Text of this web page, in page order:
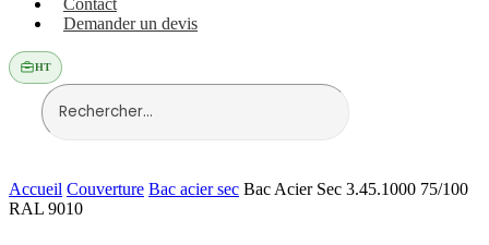
Demander un devis
HT
Accueil Couverture Bac acier sec Bac Acier Sec 3.45.1000 75/100
RAL 9010